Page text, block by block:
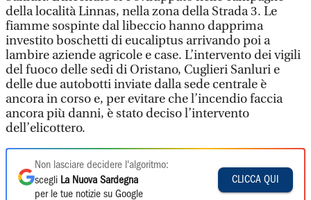
della località Linnas, nella zona della Strada 3. Le
fiamme sospinte dal libeccio hanno dapprima
investito boschetti di eucaliptus arrivando poi a
lambire aziende agricole e case. L’intervento dei vigili
del fuoco delle sedi di Oristano, Cuglieri Sanluri e
delle due autobotti inviate dalla sede centrale è
ancora in corso e, per evitare che l’incendio faccia
ancora più danni, è stato deciso l’intervento
dell’elicottero.
Non lasciare decidere l'algoritmo:
scegli La Nuova Sardegna
per le tue notizie su Google
CLICCA QUI